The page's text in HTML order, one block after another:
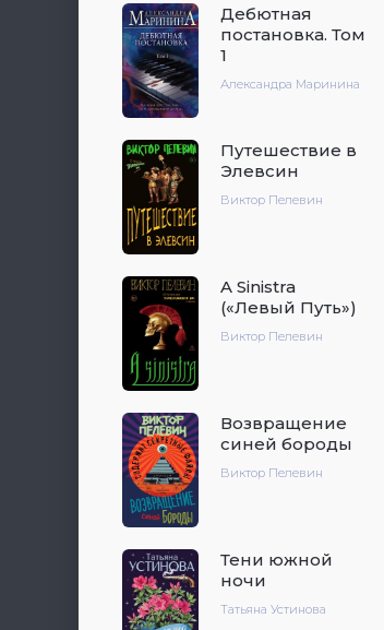
Дебютная
постановка. Том
1
Александра Маринина
Путешествие в
Элевсин
Виктор Пелевин
A Sinistra
(«Левый Путь»)
Виктор Пелевин
Возвращение
синей бороды
Виктор Пелевин
Тени южной
ночи
Татьяна Устинова